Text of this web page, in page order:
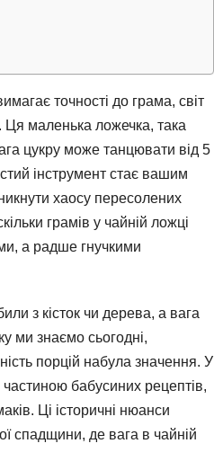
точності до грама, світ
Ця маленька ложечка, така
цукру може танцювати від 5
інструмент стає вашим
хаосу пересолених
грамів у чайній ложці
а радше гнучкими
з кісток чи дерева, а вага
ми знаємо сьогодні,
порцій набула значення. У
бабусиних рецептів,
Ці історичні нюанси
спадщини, де вага в чайній